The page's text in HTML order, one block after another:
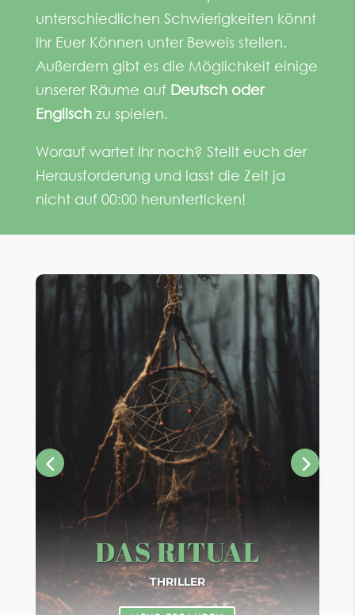
unterschiedlichen Schwierigkeiten könnt
Ihr Euer Können unter Beweis stellen.
Außerdem gibt es die Möglichkeit einige
unserer Räume auf Deutsch oder
Englischzu spielen.
Worauf wartet Ihr noch? Stellt euch der
Herausforderung und lasst die Zeit ja
nicht auf 00:00 herunterticken!
DAS RITUAL
THRILLER